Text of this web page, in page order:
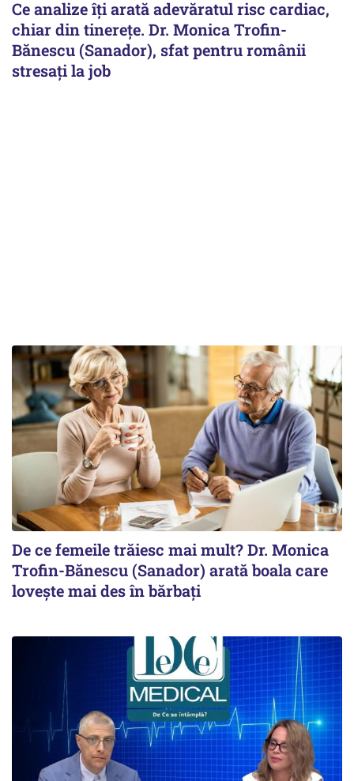
Ce analize îți arată adevăratul risc cardiac,
chiar din tinerețe. Dr. Monica Trofin-
Bănescu (Sanador), sfat pentru românii
stresați la job
De ce femeile trăiesc mai mult? Dr. Monica
Trofin-Bănescu (Sanador) arată boala care
lovește mai des în bărbați